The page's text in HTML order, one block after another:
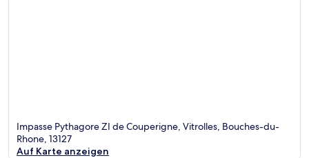
Impasse Pythagore ZI de Couperigne, Vitrolles, Bouches-du-
Rhone, 13127
Auf Karte anzeigen